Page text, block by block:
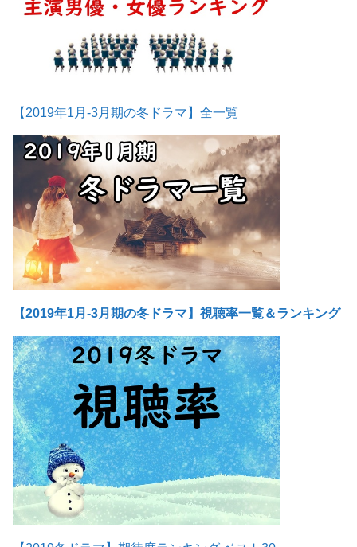
【2019年1月-3月期の冬ドラマ】全一覧
【2019年1月-3月期の冬ドラマ】視聴率一覧＆ランキング